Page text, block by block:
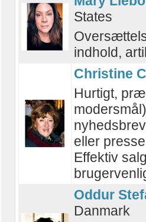
States
indhold,
Christine
Hurtigt,
eller
Effektiv
Oddur
Danmark